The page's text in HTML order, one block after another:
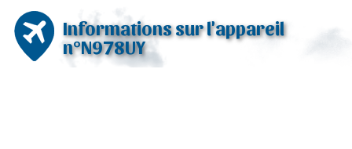
Informations sur l'appareil
n°N978UY